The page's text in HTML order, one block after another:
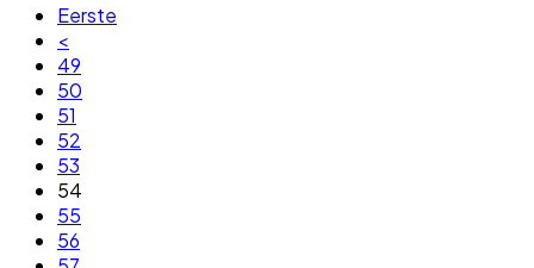
Eerste
<
49
50
51
52
53
54
55
56